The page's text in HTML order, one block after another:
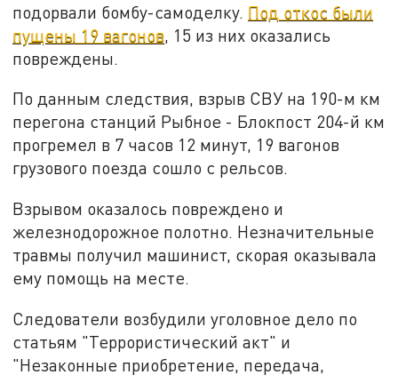
подорвали бомбу-самоделку. Под откос были
пущены 19 вагонов, 15 из них оказались
повреждены.
По данным следствия, взрыв СВУ на 190-м км
перегона станций Рыбное - Блокпост 204-й км
прогремел в 7 часов 12 минут, 19 вагонов
грузового поезда сошло с рельсов.
Взрывом оказалось повреждено и
железнодорожное полотно. Незначительные
травмы получил машинист, скорая оказывала
ему помощь на месте.
Следователи возбудили уголовное дело по
статьям "Террористический акт" и
"Незаконные приобретение, передача,